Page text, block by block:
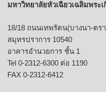
มหาวิทยาลัยหัวเฉียวเฉลิมพระ
18/18 ถนนเทพรัตน(บางนา-ตร
สมุทรปราการ 10540
อาคารอำนวยการ ชั้น 1
Tel 0-2312-6300 ต่อ 1190
FAX 0-2312-6412